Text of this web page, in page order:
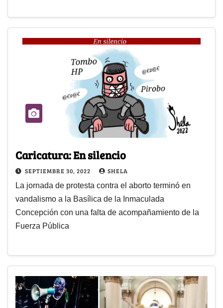
Caricatura: En silencio
SEPTIEMBRE 30, 2022 SHELA
La jornada de protesta contra el aborto terminó en
vandalismo a la Basílica de la Inmaculada
Concepción con una falta de acompañamiento de la
Fuerza Pública